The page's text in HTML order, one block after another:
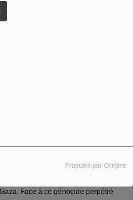
Propulsé par Orejime
le génocide et les médias. Editions
année de guerre, Meriem LARIBI
Face à ce génocide perpétré